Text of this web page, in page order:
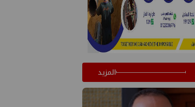
المزيد